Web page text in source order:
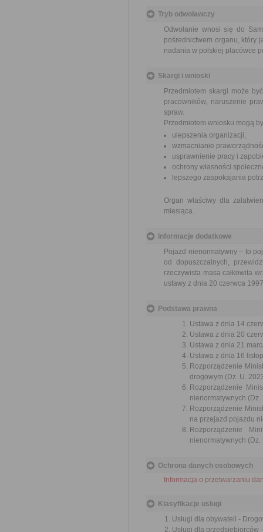
Tryb odwoławczy
Odwołanie wnosi się do
pośrednictwem organu, który
nadania w polskiej placówce
Skargi i wnioski
Przedmiotem skargi może
pracowników, naruszenie
spraw.
Przedmiotem wniosku mogą
ulepszenia organizacji,
wzmacnianie
usprawnienie pracy i
ochrony własności
lepszego zaspokajania
Organ właściwy dla
miesiąca.
Informacje dodatkowe
Pojazd nienormatywny – to
od dopuszczalnych,
rzeczywista masa całkowita
ustawy z dnia 20 czerwca
Podstawa prawna
Ustawa z dnia 14
Ustawa z dnia 20
Ustawa z dnia 21
Ustawa z dnia 16
Rozporządzenie
drogowym (Dz. U.
Rozporządzenie
nienormatywnych (Dz.
Rozporządzenie
na przejazd pojazdu
Rozporządzenie
nienormatywnych
Ochrona danych osobowych
Informacja o przetwarzaniu
Klasyfikacje usługi
Usługi dla obywateli -
Usługi dla